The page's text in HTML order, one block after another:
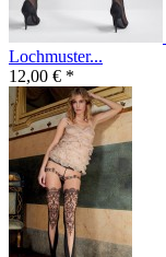
Lochmuster...
12,00 € *